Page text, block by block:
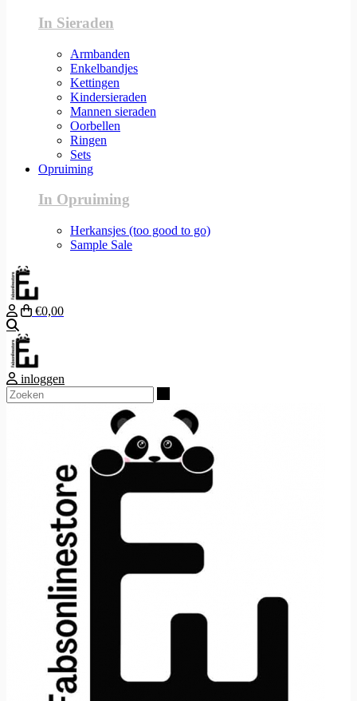
In Sieraden
Armbanden
Enkelbandjes
Kettingen
Kindersieraden
Mannen sieraden
Oorbellen
Ringen
Sets
Opruiming
In Opruiming
Herkansjes (too good to go)
Sample Sale
€0,00
inloggen